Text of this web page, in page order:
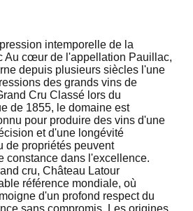
intemporelle de la
Au cœur de l'appellation Pauillac,
depuis plusieurs siècles l'une
des grands vins de
Cru Classé lors du
de 1855, le domaine est
pour produire des vins d'une
et d'une longévité
de propriétés peuvent
constance dans l'excellence.
cru, Château Latour
référence mondiale, où
d'un profond respect du
sans compromis. Les origines